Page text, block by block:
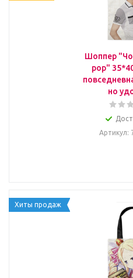
Шоппер
pop"
но
Артикул:
Хиты продаж